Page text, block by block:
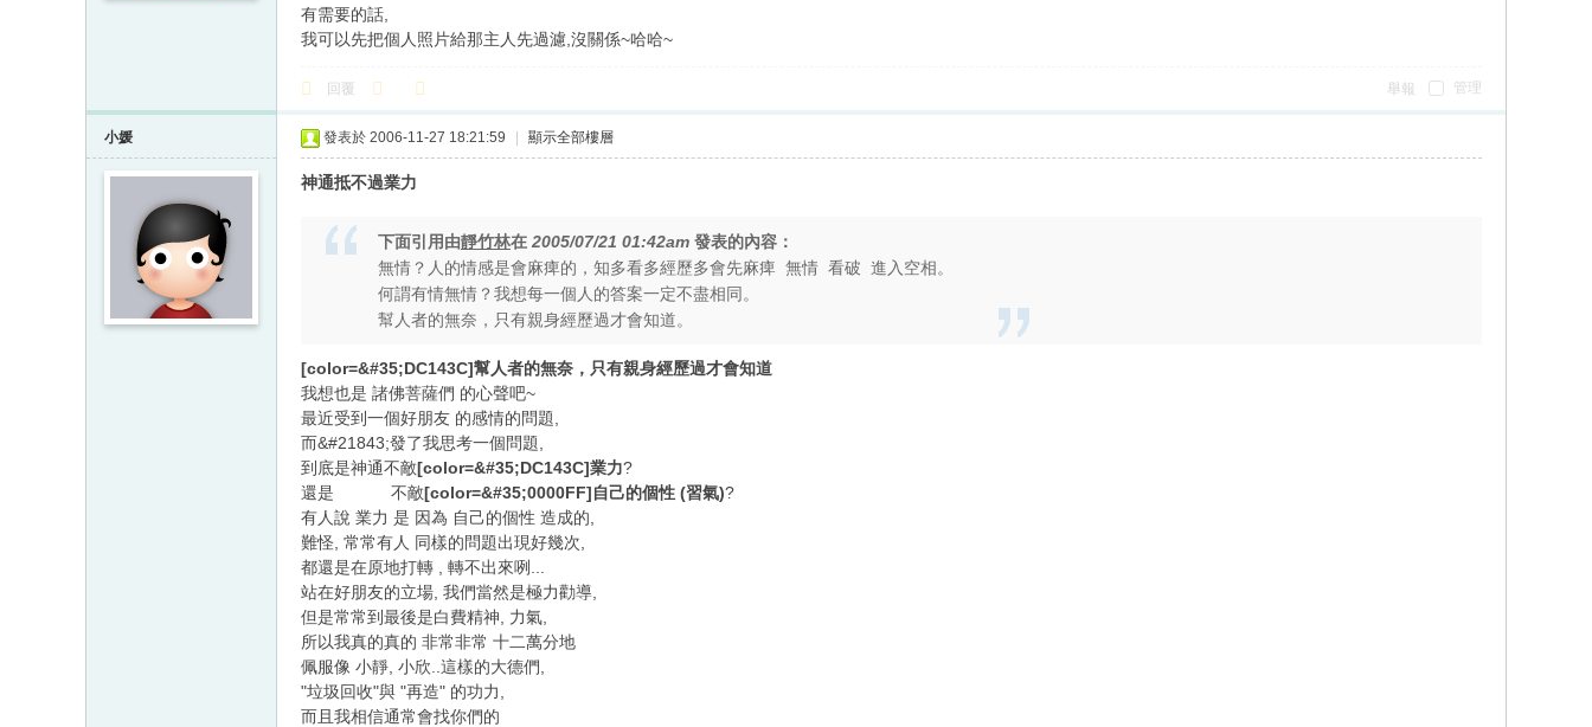
有需要的話,
我可以先把個人照片給那主人先過濾,沒關係~哈哈~
管理
回覆 舉報
小媛 發表於 2006-11-27 18:21:59 顯示全部樓層
神通抵不過業力
下面引用由靜竹林在 2005/07/21 01:42am 發表的內容：
無情？人的情感是會麻痺的，知多看多經歷多會先麻痺 無情 看破 進入空相。
何謂有情無情？我想每一個人的答案一定不盡相同。
幫人者的無奈，只有親身經歷過才會知道。
[color=&#35;DC143C]幫人者的無奈，只有親身經歷過才會知道
我想也是 諸佛菩薩們 的心聲吧~
最近受到一個好朋友 的感情的問題,
而&#21843;發了我思考一個問題,
到底是神通不敵[color=&#35;DC143C]業力?
還是 不敵[color=&#35;0000FF]自己的個性 (習氣)?
有人說 業力 是 因為 自己的個性 造成的,
難怪, 常常有人 同樣的問題出現好幾次,
都還是在原地打轉 , 轉不出來咧...
站在好朋友的立場, 我們當然是極力勸導,
但是常常到最後是白費精神, 力氣,
所以我真的真的 非常非常 十二萬分地
佩服像 小靜, 小欣..這樣的大德們,
"垃圾回收"與 "再造" 的功力,
而且我相信通常會找你們的